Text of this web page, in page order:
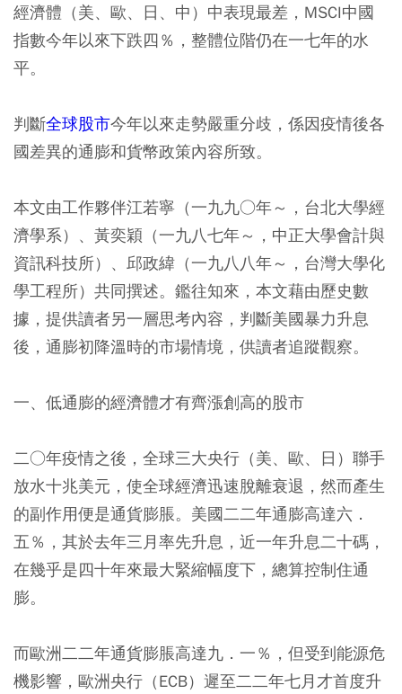
經濟體（美、歐、日、中）中表現最差，MSCI中國
指數今年以來下跌四％，整體位階仍在一七年的水
平。
判斷全球股市今年以來走勢嚴重分歧，係因疫情後各
國差異的通膨和貨幣政策內容所致。
本文由工作夥伴江若寧（一九九○年～，台北大學經
濟學系）、黃奕穎（一九八七年～，中正大學會計與
資訊科技所）、邱政緯（一九八八年～，台灣大學化
學工程所）共同撰述。鑑往知來，本文藉由歷史數
據，提供讀者另一層思考內容，判斷美國暴力升息
後，通膨初降溫時的市場情境，供讀者追蹤觀察。
一、低通膨的經濟體才有齊漲創高的股市
二○年疫情之後，全球三大央行（美、歐、日）聯手
放水十兆美元，使全球經濟迅速脫離衰退，然而產生
的副作用便是通貨膨脹。美國二二年通膨高達六．
五％，其於去年三月率先升息，近一年升息二十碼，
在幾乎是四十年來最大緊縮幅度下，總算控制住通
膨。
而歐洲二二年通貨膨脹高達九．一％，但受到能源危
機影響，歐洲央行（ECB）遲至二二年七月才首度升